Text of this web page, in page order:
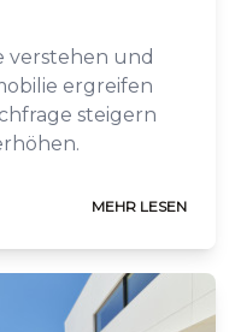
verstehen und
ergreifen
steigern
MEHR LESEN